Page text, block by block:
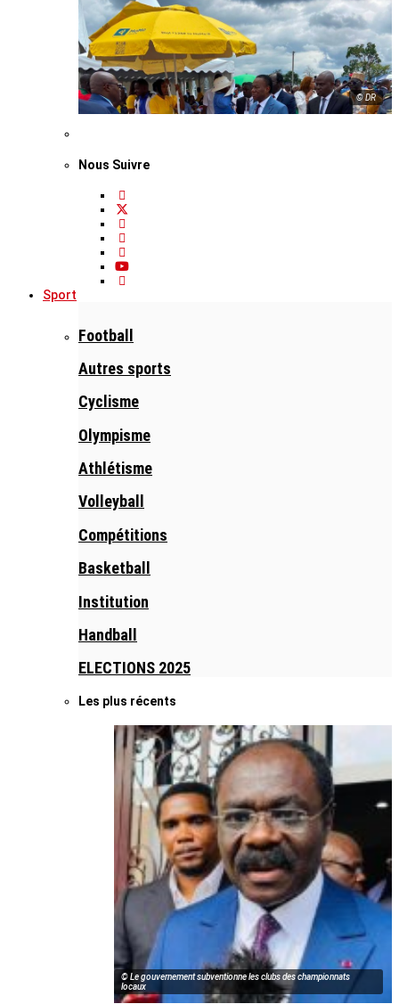
© DR
Nous Suivre
Sport
Football
Autres sports
Cyclisme
Olympisme
Athlétisme
Volleyball
Compétitions
Basketball
Institution
Handball
ELECTIONS 2025
Les plus récents
© Le gouvernement subventionne les clubs des championnats
locaux